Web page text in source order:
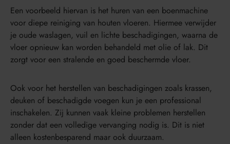
Een voorbeeld hiervan is het huren van een boenmachine
voor diepe reiniging van houten vloeren. Hiermee verwijder
je oude waslagen, vuil en lichte beschadigingen, waarna de
vloer opnieuw kan worden behandeld met olie of lak. Dit
zorgt voor een stralende en goed beschermde vloer.
Ook voor het herstellen van beschadigingen zoals krassen,
deuken of beschadigde voegen kun je een professional
inschakelen. Zij kunnen vaak kleine problemen herstellen
zonder dat een volledige vervanging nodig is. Dit is niet
alleen kostenbesparend maar ook duurzaam.